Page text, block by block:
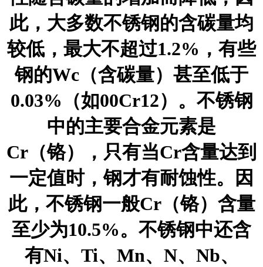
此，大多数不锈钢的含碳量均
较低，最大不超过1.2%，有些
钢的Wc（含碳量）甚至低于
0.03%（如00Cr12）。不锈钢
中的主要合金元素是
Cr（铬），只有当Cr含量达到
一定值时，钢才有耐蚀性。因
此，不锈钢一般Cr（铬）含量
至少为10.5%。不锈钢中还含
有Ni、Ti、Mn、N、Nb、